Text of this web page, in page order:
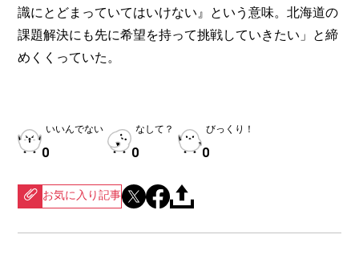
識にとどまっていてはいけない』という意味。北海道の
課題解決にも先に希望を持って挑戦していきたい」と締
めくくっていた。
いいんでない
0
なして？
0
びっくり！
0
お気に入り記事